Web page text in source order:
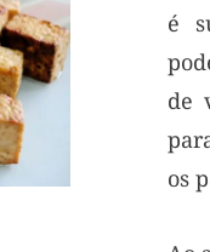
é
de
os